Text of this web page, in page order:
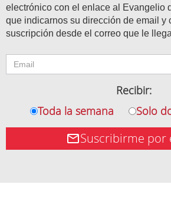
electrónico con el enlace al Evangelio
que indicarnos su dirección de email y
suscripción desde el correo que le
Recibir:
Toda la semana
Solo
Suscribirme por